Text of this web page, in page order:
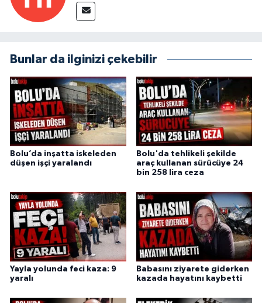
Bunlar da ilginizi çekebilir
Bolu’da inşatta iskeleden
düşen işçi yaralandı
Bolu'da tehlikeli şekilde
araç kullanan sürücüye 24
bin 258 lira ceza
Yayla yolunda feci kaza: 9
yaralı
Babasını ziyarete giderken
kazada hayatını kaybetti